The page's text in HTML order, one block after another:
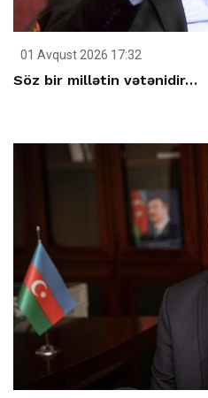
01 Avqust 2026 17:32
Söz bir millətin vətənidir…